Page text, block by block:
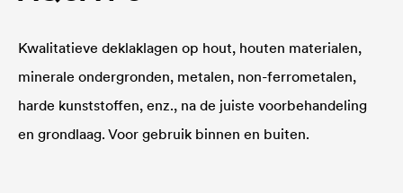
Kwalitatieve deklaklagen op hout, houten materialen,
minerale ondergronden, metalen, non-ferrometalen,
harde kunststoffen, enz., na de juiste voorbehandeling
en grondlaag. Voor gebruik binnen en buiten.